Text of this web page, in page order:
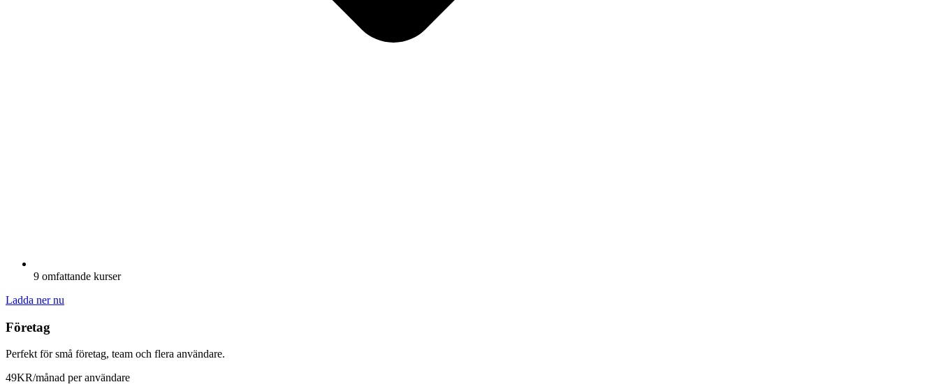
9 omfattande kurser
Ladda ner nu
Företag
Perfekt för små företag, team och flera användare.
49KR/månad per användare